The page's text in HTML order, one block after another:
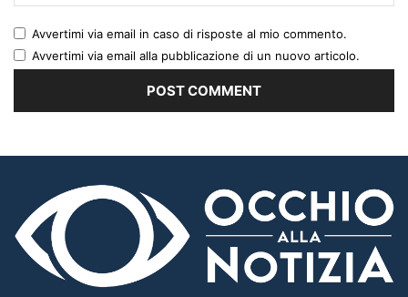
Avvertimi via email in caso di risposte al mio commento.
Avvertimi via email alla pubblicazione di un nuovo articolo.